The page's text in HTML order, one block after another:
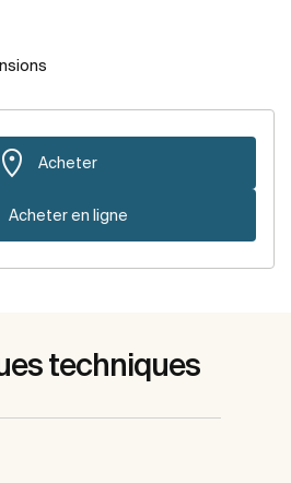
Acheter
Acheter en ligne
techniques